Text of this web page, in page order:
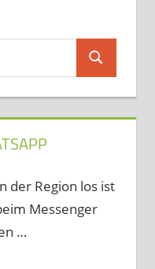
Suchen
der Region los ist
Messenger
…